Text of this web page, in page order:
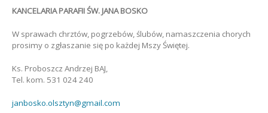
KANCELARIA PARAFII ŚW. JANA BOSKO
W sprawach chrztów, pogrzebów, ślubów, namaszczenia chorych
prosimy o zgłaszanie się po każdej Mszy Świętej.
Ks. Proboszcz Andrzej BAJ,
Tel. kom. 531 024 240
janbosko.olsztyn@gmail.com